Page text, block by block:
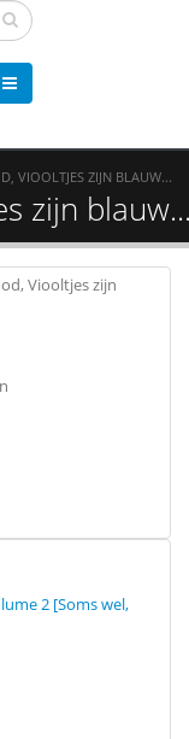
VIOOLTJES ZIJN BLAUW...
zijn
Viooltjes zijn
2 [Soms wel,